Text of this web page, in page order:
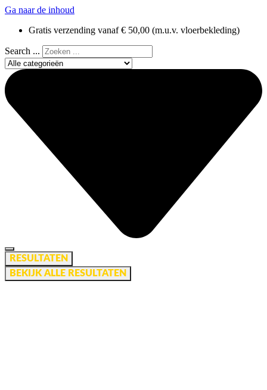
Ga naar de inhoud
Gratis verzending vanaf € 50,00 (m.u.v. vloerbekleding)
Search ...
RESULTATEN
BEKIJK ALLE RESULTATEN